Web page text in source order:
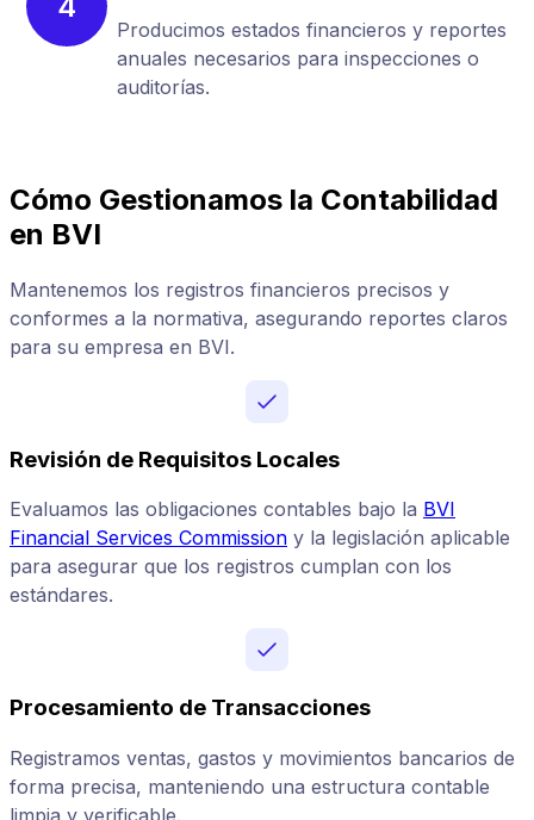
Producimos estados financieros y reportes
anuales necesarios para inspecciones o
auditorías.
Cómo Gestionamos la Contabilidad
en BVI
Mantenemos los registros financieros precisos y
conformes a la normativa, asegurando reportes claros
para su empresa en BVI.
Revisión de Requisitos Locales
Evaluamos las obligaciones contables bajo la BVI
Financial Services Commission y la legislación aplicable
para asegurar que los registros cumplan con los
estándares.
Procesamiento de Transacciones
Registramos ventas, gastos y movimientos bancarios de
forma precisa, manteniendo una estructura contable
limpia y verificable.